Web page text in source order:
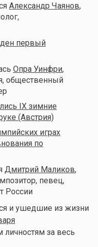
Александр Чаянов,
первый
Опра Уинфри,
общественный
IX зимние
(Австрия)
играх
по
Дмитрий Маликов,
певец,
России
и ушедшие из жизни
за весь